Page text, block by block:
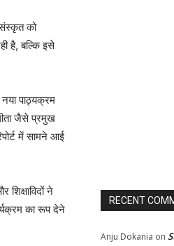
संस्कृत को
है, बल्कि इसे
पाठ्यक्रम
जैसे प्रमुख
में सामने आई
ने
का रूप देने
RECENT
Anju Dokania on